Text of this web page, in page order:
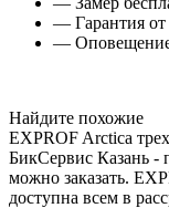
— Гарантия от
—
Найдите похожие
EXPROF Arctica
БикСервис Казань -
можно заказать.
доступна всем в